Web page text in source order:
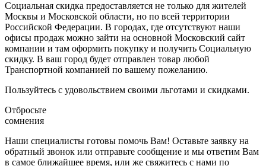
Социальная скидка предоставляется не только для жителей
Москвы и Московской области, но по всей территории
Российской Федерации. В городах, где отсутствуют наши
офисы продаж можно зайти на основной Московский сайт
компании и там оформить покупку и получить Социальную
скидку. В ваш город будет отправлен товар любой
Транспортной компанией по вашему пожеланию.
Пользуйтесь с удовольствием своими льготами и скидками.
Отбросьте
сомнения
Наши специалисты готовы помочь Вам! Оставьте заявку на
обратный звонок или отправьте сообщение и мы ответим Вам
в самое ближайшее время, или же свяжитесь с нами по